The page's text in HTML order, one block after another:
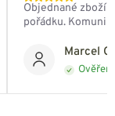
Marcel
Objednané zboží
pořádku.